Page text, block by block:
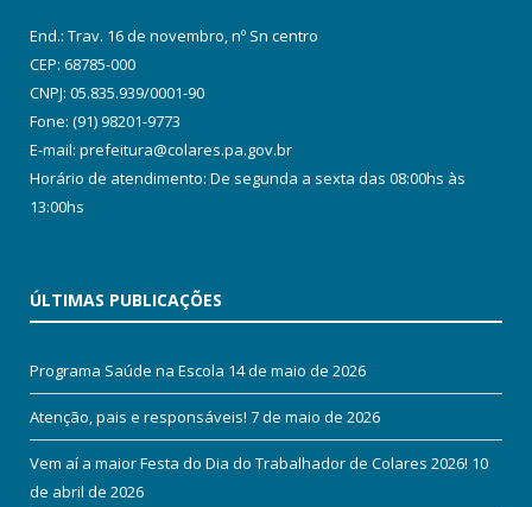
End.: Trav. 16 de novembro, nº Sn centro
CEP: 68785-000
CNPJ: 05.835.939/0001-90
Fone: (91) 98201-9773
E-mail: prefeitura@colares.pa.gov.br
Horário de atendimento: De segunda a sexta das 08:00hs às
13:00hs
ÚLTIMAS PUBLICAÇÕES
Programa Saúde na Escola 14 de maio de 2026
Atenção, pais e responsáveis! 7 de maio de 2026
Vem aí a maior Festa do Dia do Trabalhador de Colares 2026! 10
de abril de 2026